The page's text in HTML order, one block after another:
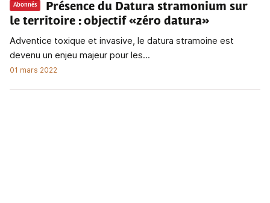
Abonnés
Présence du Datura stramonium sur
le territoire : objectif «zéro datura»
Adventice toxique et invasive, le datura stramoine est
devenu un enjeu majeur pour les...
01 mars 2022